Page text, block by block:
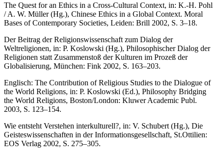
The Quest for an Ethics in a Cross-Cultural Context, in: K.-H. Pohl
/ A. W. Müller (Hg.), Chinese Ethics in a Global Context. Moral
Bases of Contemporary Societies, Leiden: Brill 2002, S. 3–18.
Der Beitrag der Religionswissenschaft zum Dialog der
Weltreligionen, in: P. Koslowski (Hg.), Philosophischer Dialog der
Religionen statt Zusammenstoß der Kulturen im Prozeß der
Globalisierung, München: Fink 2002, S. 163–203.
Englisch: The Contribution of Religious Studies to the Dialogue of
the World Religions, in: P. Koslowski (Ed.), Philosophy Bridging
the World Religions, Boston/London: Kluwer Academic Publ.
2003, S. 123–154.
Wie entsteht Verstehen interkulturell?, in: V. Schubert (Hg.), Die
Geisteswissenschaften in der Informationsgesellschaft, St.Ottilien:
EOS Verlag 2002, S. 275–305.